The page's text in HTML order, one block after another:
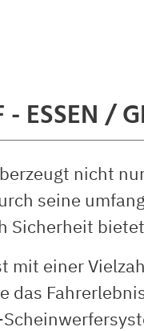
ESSEN /
nicht
seine
Sicherheit
mit einer
das